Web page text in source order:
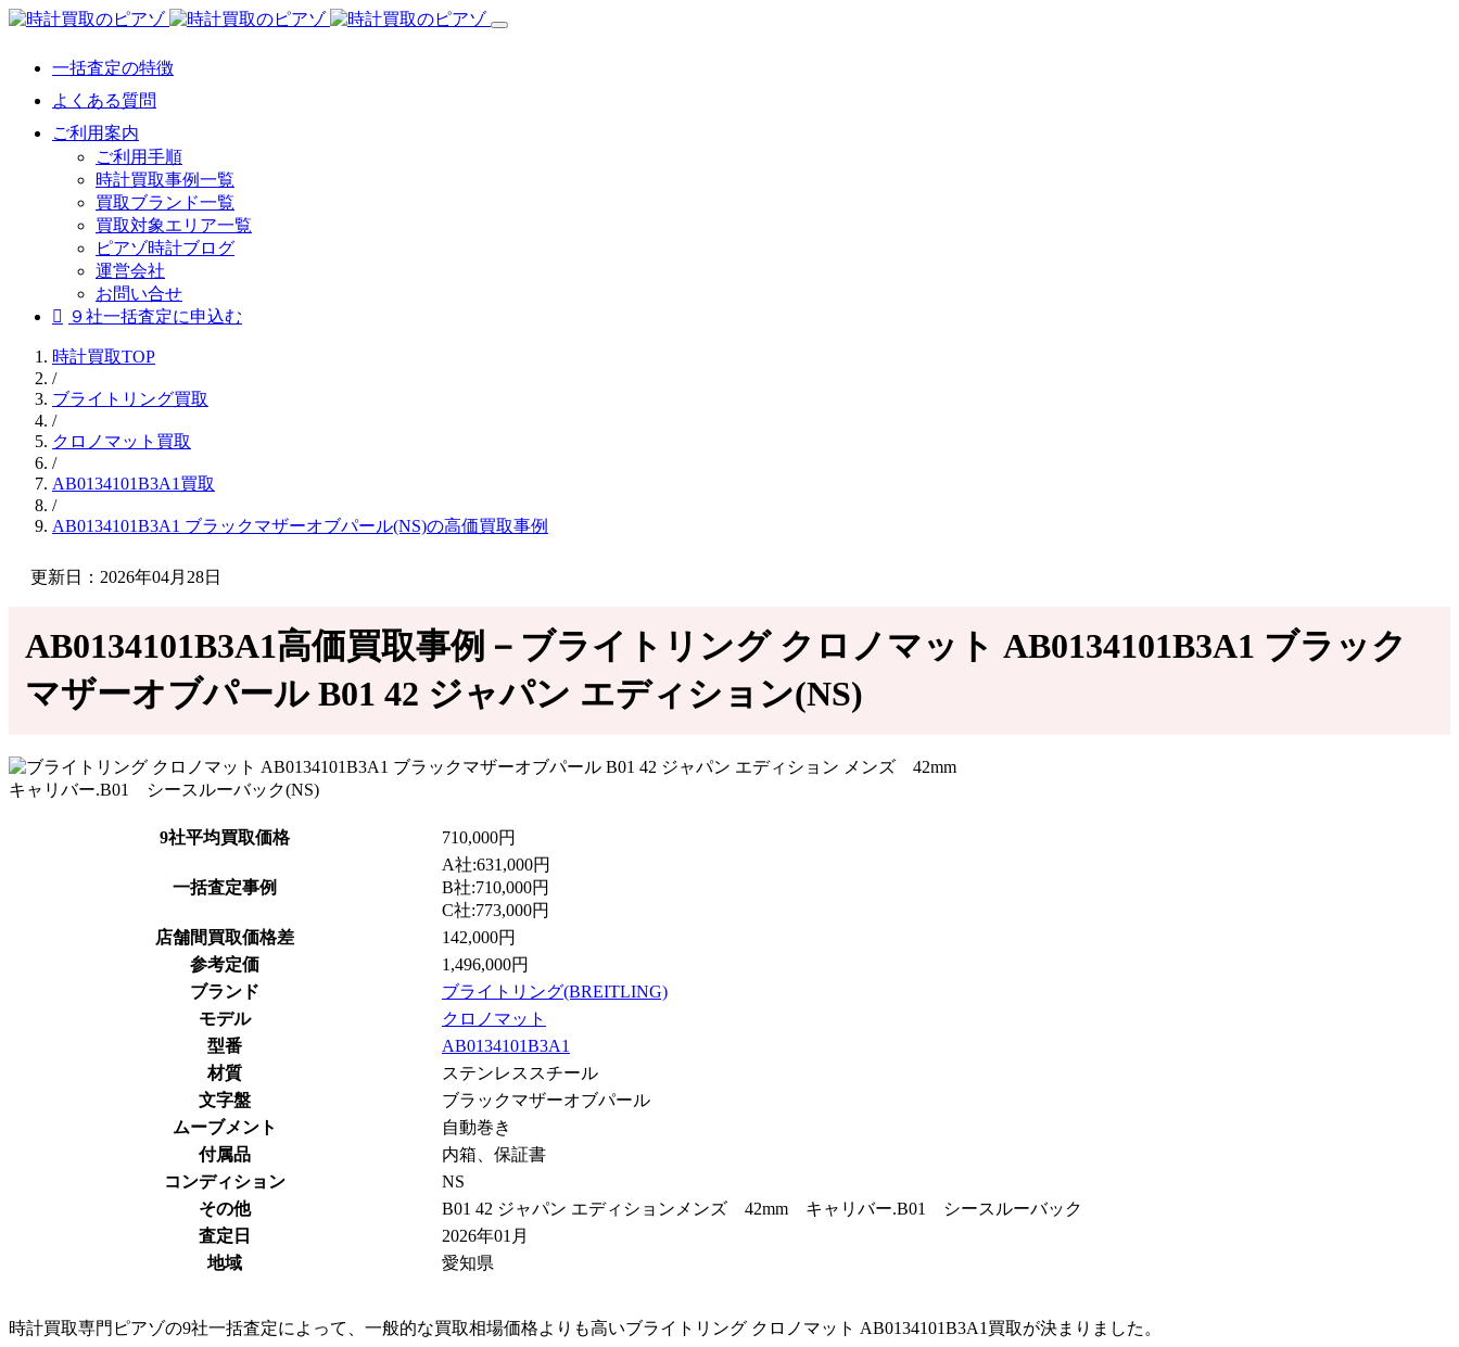
一括査定の特徴
よくある質問
ご利用案内
ご利用手順
時計買取事例一覧
買取ブランド一覧
買取対象エリア一覧
ピアゾ時計ブログ
運営会社
お問い合せ
９社一括査定に申込む
時計買取TOP
/
ブライトリング買取
/
クロノマット買取
/
AB0134101B3A1買取
/
AB0134101B3A1 ブラックマザーオブパール(NS)の高価買取事例
更新日：2026年04月28日
AB0134101B3A1高価買取事例－ブライトリング クロノマット AB0134101B3A1 ブラック
マザーオブパール B01 42 ジャパン エディション(NS)
9社平均買取価格 710,000円
一括査定事例
A社:631,000円
B社:710,000円
C社:773,000円
店舗間買取価格差
142,000円
参考定価
1,496,000円
ブランド
ブライトリング(BREITLING)
モデル
クロノマット
型番
AB0134101B3A1
材質
ステンレススチール
文字盤
ブラックマザーオブパール
ムーブメント
自動巻き
付属品
内箱、保証書
コンディション
NS
その他
B01 42 ジャパン エディションメンズ 42mm キャリバー.B01 シースルーバック
査定日
2026年01月
地域
愛知県
時計買取専門ピアゾの9社一括査定によって、一般的な買取相場価格よりも高いブライトリング クロノマット AB0134101B3A1買取が決まりました。